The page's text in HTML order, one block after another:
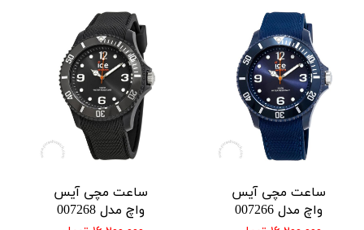
ساعت مچی آیس
واچ مدل 007266
ساعت مچی آیس
واچ مدل 007268